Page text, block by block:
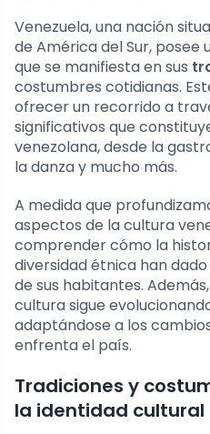
Venezuela, una nación
de América del Sur,
que se manifiesta en sus
costumbres cotidianas.
ofrecer un recorrido a
significativos que
venezolana, desde la
la danza y mucho más.
A medida que
aspectos de la cultura
comprender cómo la
diversidad étnica han
de sus habitantes.
cultura sigue
adaptándose a los
enfrenta el país.
Tradiciones y
la identidad cultural